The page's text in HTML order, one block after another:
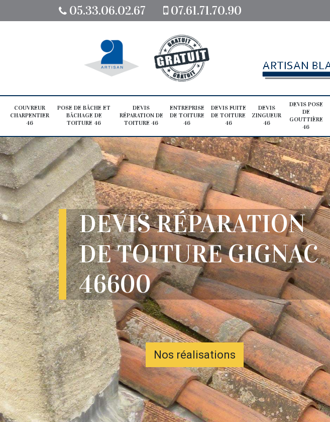
05.33.06.02.67 07.61.71.70.90
COUVREUR
CHARPENTIER
46
POSE DE BÂCHE ET
BÂCHAGE DE
TOITURE 46
DEVIS
RÉPARATION DE
TOITURE 46
ENTREPRISE
DE TOITURE
46
DEVIS FUITE
DE TOITURE
46
DEVIS
ZINGUEUR
46
DEVIS POSE
DE
GOUTTIÈRE
46
DEVIS RÉPARATION
DE TOITURE GIGNAC
46600
Nos réalisations